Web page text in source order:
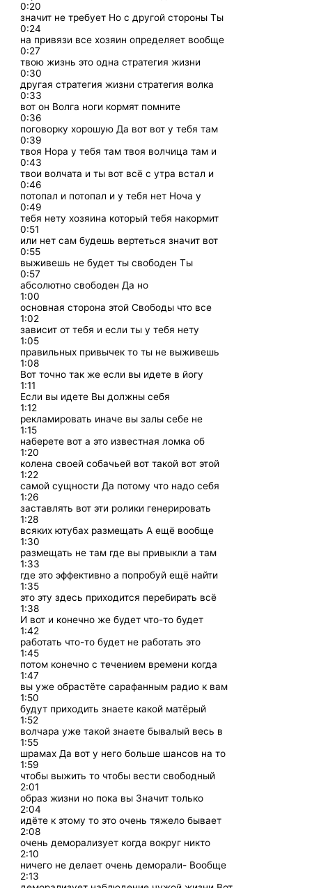
0:20
значит не требует Но с другой стороны Ты
0:24
на привязи все хозяин определяет вообще
0:27
твою жизнь это одна стратегия жизни
0:30
другая стратегия жизни стратегия волка
0:33
вот он Волга ноги кормят помните
0:36
поговорку хорошую Да вот вот у тебя там
0:39
твоя Нора у тебя там твоя волчица там и
0:43
твои волчата и ты вот всё с утра встал и
0:46
потопал и потопал и у тебя нет Ноча у
0:49
тебя нету хозяина который тебя накормит
0:51
или нет сам будешь вертеться значит вот
0:55
выживешь не будет ты свободен Ты
0:57
абсолютно свободен Да но
1:00
основная сторона этой Свободы что все
1:02
зависит от тебя и если ты у тебя нету
1:05
правильных привычек то ты не выживешь
1:08
Вот точно так же если вы идете в йогу
1:11
Если вы идете Вы должны себя
1:12
рекламировать иначе вы залы себе не
1:15
наберете вот а это известная ломка об
1:20
колена своей собачьей вот такой вот этой
1:22
самой сущности Да потому что надо себя
1:26
заставлять вот эти ролики генерировать
1:28
всяких ютубах размещать А ещё вообще
1:30
размещать не там где вы привыкли а там
1:33
где это эффективно а попробуй ещё найти
1:35
это эту здесь приходится перебирать всё
1:38
И вот и конечно же будет что-то будет
1:42
работать что-то будет не работать это
1:45
потом конечно с течением времени когда
1:47
вы уже обрастёте сарафанным радио к вам
1:50
будут приходить знаете какой матёрый
1:52
волчара уже такой знаете бывалый весь в
1:55
шрамах Да вот у него больше шансов на то
1:59
чтобы выжить то чтобы вести свободный
2:01
образ жизни но пока вы Значит только
2:04
идёте к этому то это очень тяжело бывает
2:08
очень деморализует когда вокруг никто
2:10
ничего не делает очень деморали- Вообще
2:13